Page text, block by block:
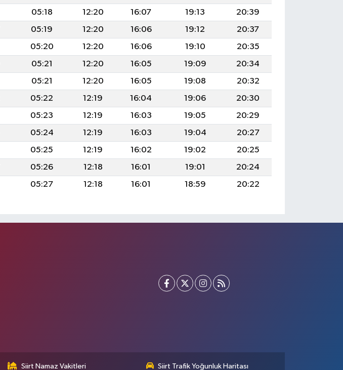
05:18 12:20 16:07 19:13
20:39
05:19 12:20 16:06 19:12
20:37
05:20 12:20 16:06 19:10
20:35
05:21 12:20 16:05 19:09
20:34
05:21 12:20 16:05 19:08
20:32
05:22 12:19 16:04 19:06
20:30
05:23 12:19 16:03 19:05
20:29
05:24 12:19 16:03 19:04
20:27
05:25 12:19 16:02 19:02
20:25
05:26 12:18 16:01 19:01
20:24
05:27 12:18 16:01 18:59 20:22
Siirt Namaz Vakitleri Siirt Trafik Yoğunluk Haritası